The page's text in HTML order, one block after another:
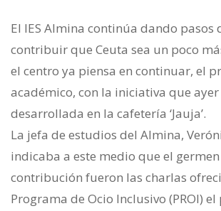
El IES Almina continúa dando pasos
contribuir que Ceuta sea un poco
el centro ya piensa en continuar, el
académico, con la iniciativa que
desarrollada en la cafetería ‘Jauja’.
La jefa de estudios del Almina,
indicaba a este medio que el germen
contribución fueron las charlas
Programa de Ocio Inclusivo (PROI)